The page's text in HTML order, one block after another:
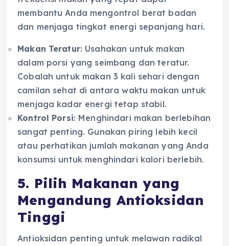
membantu Anda mengontrol berat badan
dan menjaga tingkat energi sepanjang hari.
Makan Teratur: Usahakan untuk makan
dalam porsi yang seimbang dan teratur.
Cobalah untuk makan 3 kali sehari dengan
camilan sehat di antara waktu makan untuk
menjaga kadar energi tetap stabil.
Kontrol Porsi: Menghindari makan berlebihan
sangat penting. Gunakan piring lebih kecil
atau perhatikan jumlah makanan yang Anda
konsumsi untuk menghindari kalori berlebih.
5. Pilih Makanan yang
Mengandung Antioksidan
Tinggi
Antioksidan penting untuk melawan radikal